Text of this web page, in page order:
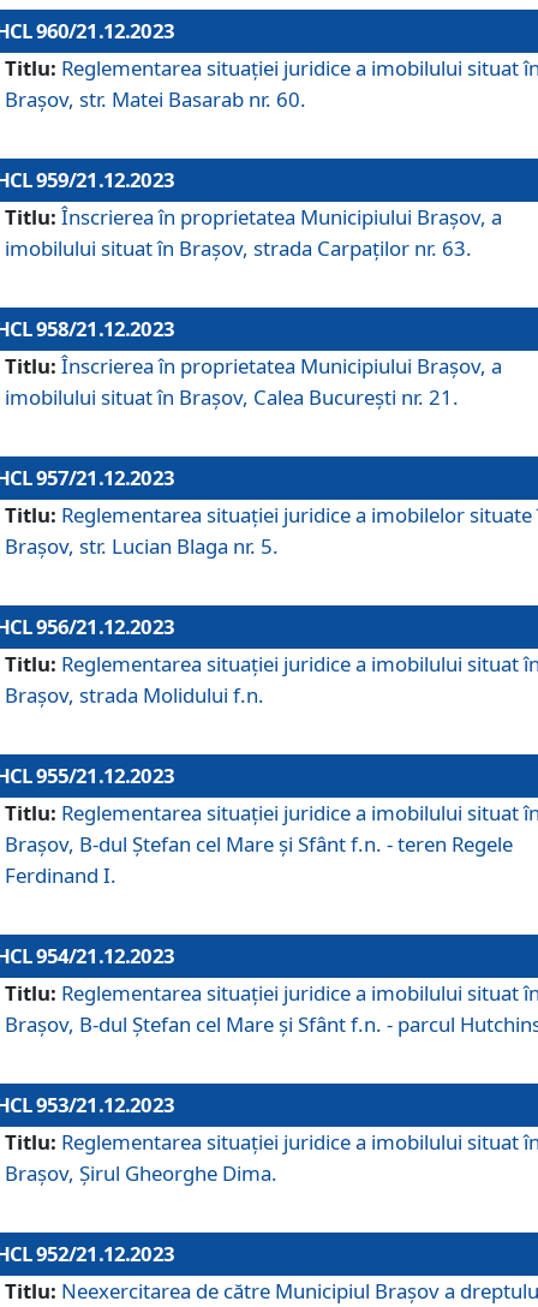
960/21.12.2023
Titlu: Reglementarea situației juridice a imobilului situat
Brașov, str. Matei Basarab nr. 60.
959/21.12.2023
Titlu: Înscrierea în proprietatea Municipiului Brașov, a
imobilului situat în Brașov, strada Carpaților nr. 63.
958/21.12.2023
Titlu: Înscrierea în proprietatea Municipiului Brașov, a
imobilului situat în Brașov, Calea București nr. 21.
957/21.12.2023
Titlu: Reglementarea situației juridice a imobilelor situate
Brașov, str. Lucian Blaga nr. 5.
956/21.12.2023
Titlu: Reglementarea situației juridice a imobilului situat
Brașov, strada Molidului f.n.
955/21.12.2023
Titlu: Reglementarea situației juridice a imobilului situat
Brașov, B-dul Ștefan cel Mare și Sfânt f.n. - teren Regele
Ferdinand I.
954/21.12.2023
Titlu: Reglementarea situației juridice a imobilului situat
Brașov, B-dul Ștefan cel Mare și Sfânt f.n. - parcul
953/21.12.2023
Titlu: Reglementarea situației juridice a imobilului situat
Brașov, Șirul Gheorghe Dima.
952/21.12.2023
Titlu: Neexercitarea de către Municipiul Brașov a